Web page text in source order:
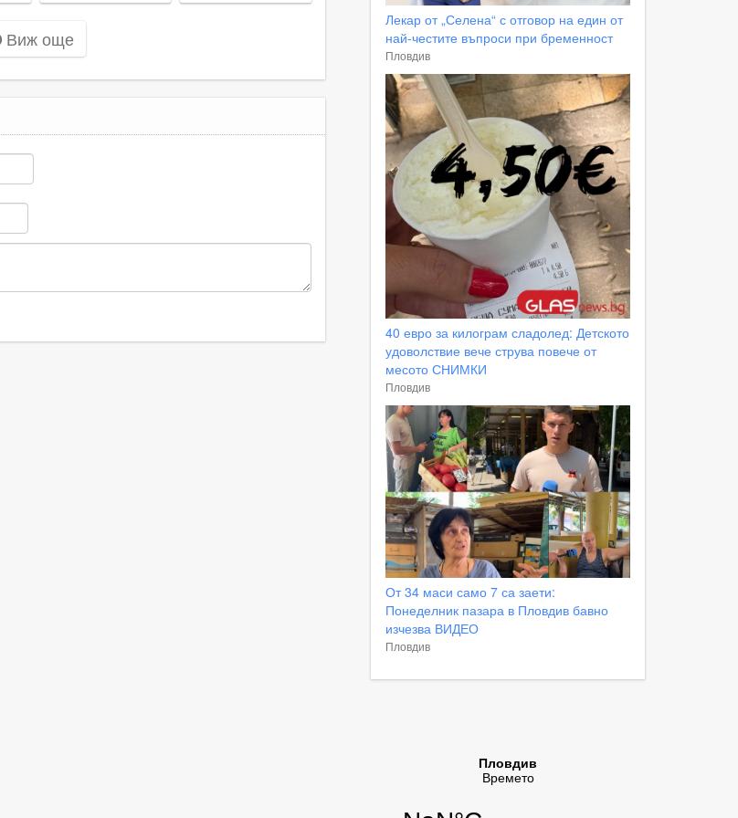
Виж още
Лекар от „Селена“ с отговор на един от
най-честите въпроси при бременност
Пловдив
40 евро за килограм сладолед: Детското
удоволствие вече струва повече от
месото СНИМКИ
Пловдив
От 34 маси само 7 са заети:
Понеделник пазара в Пловдив бавно
изчезва ВИДЕО
Пловдив